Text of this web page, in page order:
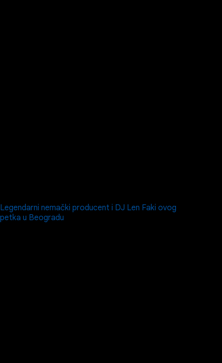
Legendarni nemački producent i DJ Len Faki ovog
petka u Beogradu